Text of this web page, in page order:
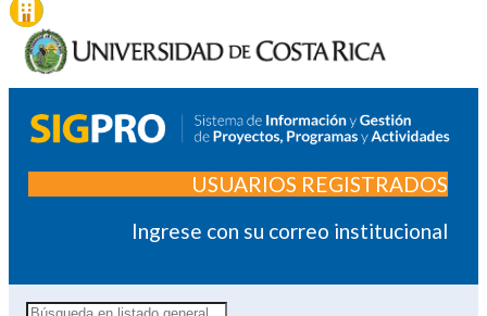
USUARIOS REGISTRADOS
Ingrese con su correo institucional